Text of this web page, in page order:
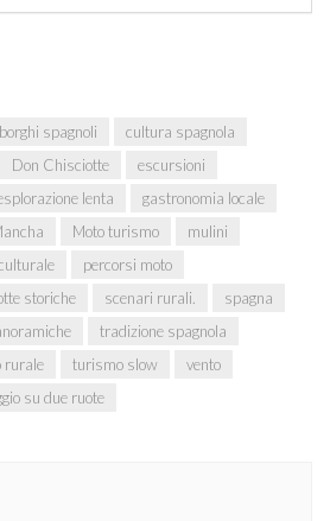
borghi spagnoli
cultura spagnola
Don Chisciotte
escursioni
lenta
gastronomia locale
Moto turismo
mulini
percorsi moto
storiche scenari rurali.
spagna
tradizione spagnola
rurale turismo slow
vento
su due ruote